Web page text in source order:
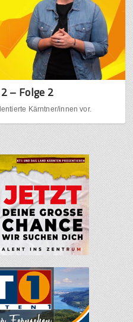
– Folge 2
Kärntner/innen vor.